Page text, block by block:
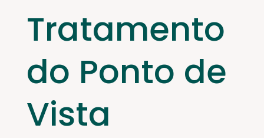
Tratamento
do Ponto de
Vista